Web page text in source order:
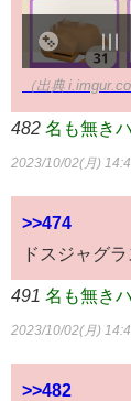
（出典
482 名も無き
2023/10/02(月)
>>474
ドスジャグ
491 名も無き
2023/10/02(月)
>>482